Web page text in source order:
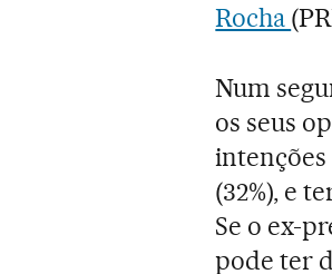
Rocha
Num
os seus
intenções
(32%), e
Se o ex-
pode ter